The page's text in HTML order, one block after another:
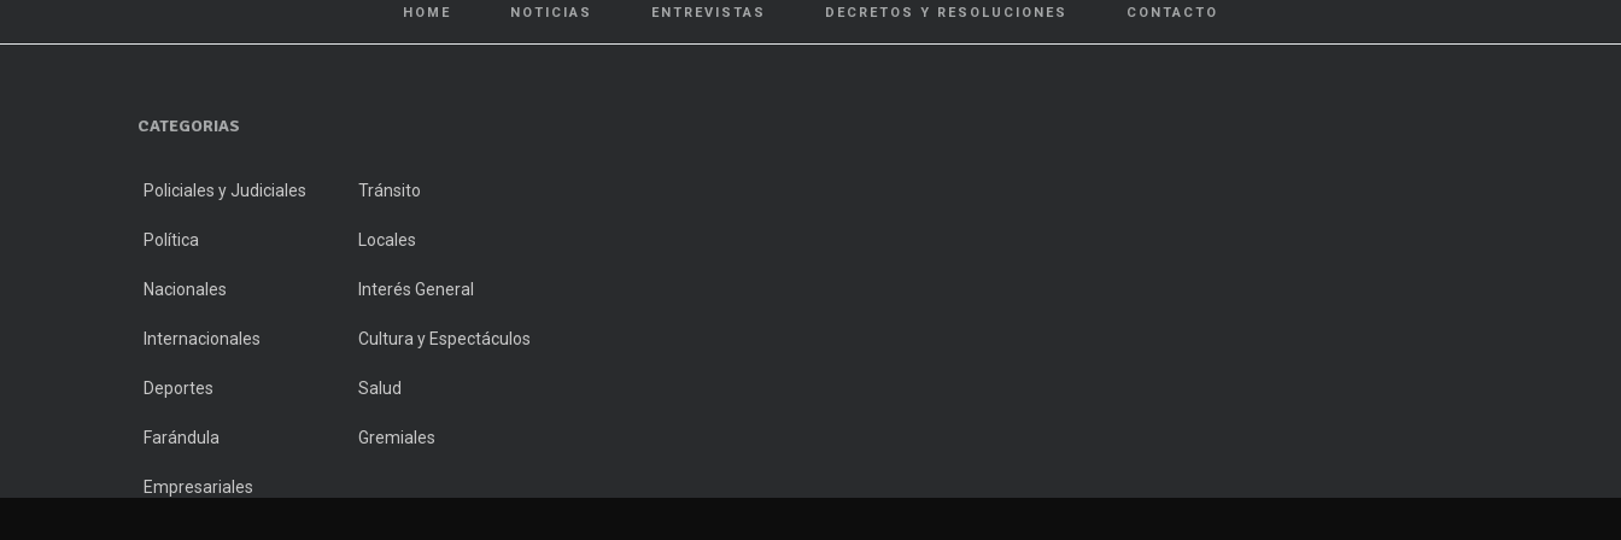
HOME NOTICIAS ENTREVISTAS DECRETOS Y RESOLUCIONES CONTACTO
CATEGORIAS
Policiales y Judiciales Tránsito
Política Locales
Nacionales Interés General
Internacionales Cultura y Espectáculos
Deportes Salud
Farándula Gremiales
Empresariales